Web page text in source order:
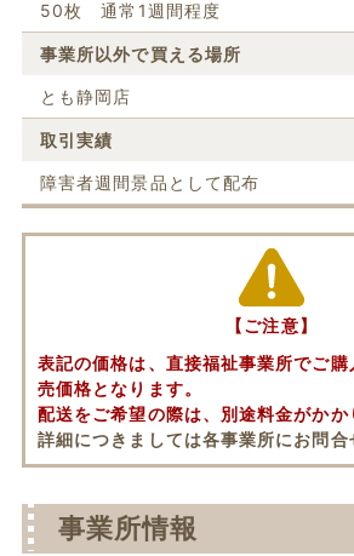
50枚 通常1週間程度
事業所以外で買える場所
とも静岡店
取引実績
障害者週間景品として配布
【ご注意】
表記の価格は、直接福祉事業所でご
売価格となります。
配送をご希望の際は、別途料金がかか
詳細につきましては各事業所にお問合
事業所情報